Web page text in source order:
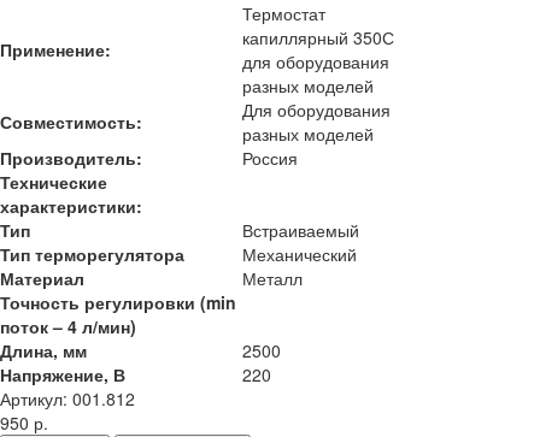
Применение:
Термостат
капиллярный 350С
для оборудования
разных моделей
Совместимость:
Для оборудования
разных моделей
Производитель:
Россия
Технические
характеристики:
Тип
Встраиваемый
Тип терморегулятора
Механический
Материал
Металл
Точность регулировки (min
поток – 4 л/мин)
Длина, мм
2500
Напряжение, В
220
Артикул: 001.812
950 р.